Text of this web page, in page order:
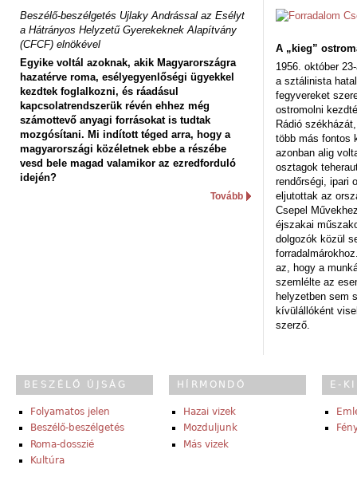
Beszélő-beszélgetés Ujlaky Andrással az Esélyt
a Hátrányos Helyzetű Gyerekeknek Alapítvány
(CFCF) elnökével
Egyike voltál azoknak, akik Magyarországra
hazatérve roma, esélyegyenlőségi ügyekkel
kezdtek foglalkozni, és ráadásul
kapcsolatrendszerük révén ehhez még
számottevő anyagi forrásokat is tudtak
mozgósítani. Mi indított téged arra, hogy a
magyarországi közéletnek ebbe a részébe
vesd bele magad valamikor az ezredforduló
idején?
Tovább
A „kieg”
1956. október
a sztálinista
fegyvereket
ostromolni
Rádió
több más fontos
azonban alig
osztagok
rendőrségi, ipari
eljutottak az
Csepel
éjszakai
dolgozók közül
az, hogy a
szemlélte az
helyzetben sem
kívülállóként
szerző.
BESZÉLŐ ÚJSÁG
Folyamatos jelen
Beszélő-beszélgetés
Roma-dosszié
Kultúra
HÍRMONDÓ
Hazai vizek
Mozduljunk
Más vizek
E-